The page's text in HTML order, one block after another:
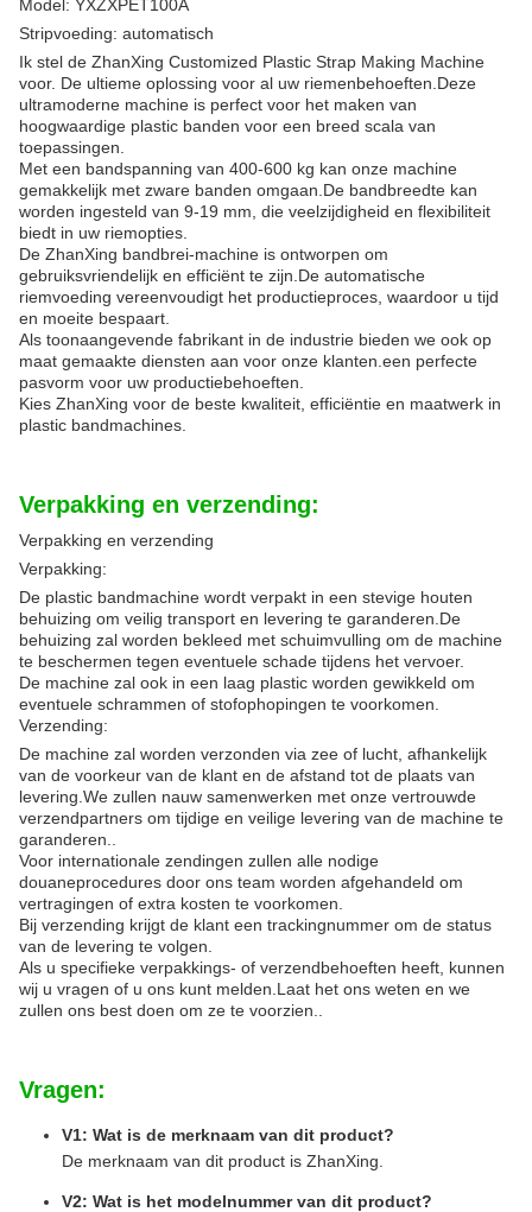
Model: YXZXPET100A
Stripvoeding: automatisch
Ik stel de ZhanXing Customized Plastic Strap Making Machine
voor. De ultieme oplossing voor al uw riemenbehoeften.Deze
ultramoderne machine is perfect voor het maken van
hoogwaardige plastic banden voor een breed scala van
toepassingen.
Met een bandspanning van 400-600 kg kan onze machine
gemakkelijk met zware banden omgaan.De bandbreedte kan
worden ingesteld van 9-19 mm, die veelzijdigheid en flexibiliteit
biedt in uw riemopties.
De ZhanXing bandbrei-machine is ontworpen om
gebruiksvriendelijk en efficiënt te zijn.De automatische
riemvoeding vereenvoudigt het productieproces, waardoor u tijd
en moeite bespaart.
Als toonaangevende fabrikant in de industrie bieden we ook op
maat gemaakte diensten aan voor onze klanten.een perfecte
pasvorm voor uw productiebehoeften.
Kies ZhanXing voor de beste kwaliteit, efficiëntie en maatwerk in
plastic bandmachines.
Verpakking en verzending:
Verpakking en verzending
Verpakking:
De plastic bandmachine wordt verpakt in een stevige houten
behuizing om veilig transport en levering te garanderen.De
behuizing zal worden bekleed met schuimvulling om de machine
te beschermen tegen eventuele schade tijdens het vervoer.
De machine zal ook in een laag plastic worden gewikkeld om
eventuele schrammen of stofophopingen te voorkomen.
Verzending:
De machine zal worden verzonden via zee of lucht, afhankelijk
van de voorkeur van de klant en de afstand tot de plaats van
levering.We zullen nauw samenwerken met onze vertrouwde
verzendpartners om tijdige en veilige levering van de machine te
garanderen..
Voor internationale zendingen zullen alle nodige
douaneprocedures door ons team worden afgehandeld om
vertragingen of extra kosten te voorkomen.
Bij verzending krijgt de klant een trackingnummer om de status
van de levering te volgen.
Als u specifieke verpakkings- of verzendbehoeften heeft, kunnen
wij u vragen of u ons kunt melden.Laat het ons weten en we
zullen ons best doen om ze te voorzien..
Vragen:
V1: Wat is de merknaam van dit product?
De merknaam van dit product is ZhanXing.
V2: Wat is het modelnummer van dit product?